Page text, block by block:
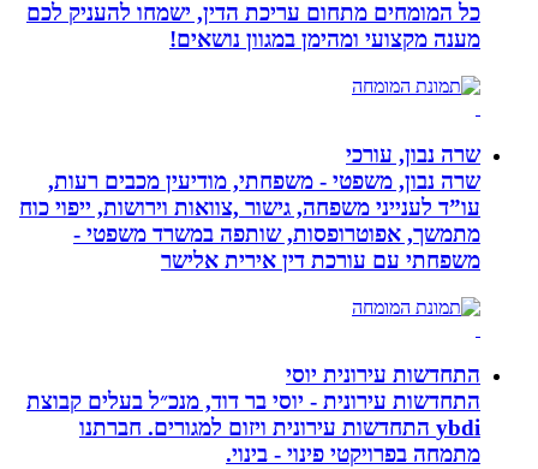
כל המומחים מתחום עריכת הדין, ישמחו להעניק לכם
מענה מקצועי ומהימן במגוון נושאים!
שרה נבון, עורכי
שרה נבון, משפטי - משפחתי, מודיעין מכבים רעות,
עו”ד לענייני משפחה, גישור ,צוואות וירושות, ייפוי כוח
מתמשך, אפוטרופסות, שותפה במשרד משפטי -
משפחתי עם עורכת דין אירית אלישר
התחדשות עירונית יוסי
התחדשות עירונית - יוסי בר דוד, מנכ״ל בעלים קבוצת
ybdi התחדשות עירונית ויזום למגורים. חברתנו
מתמחה בפרויקטי פינוי - בינוי.